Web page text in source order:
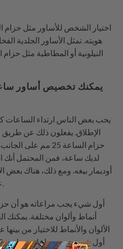
هويته. تمثل الأساور الجلدية
النيلونية أو المطاطية مثل
يمكنك تخصيص أساور
يحب بعض الناس ارتداء الساعات
الإطلاق. يفعلون ذلك عن طريق
حزام الساعة 25 مم
لديك ساعة، فمن المحتمل
أوديمار بيغه. ومع ذلك، هناك بعض
عن هذه الإكسسوارات المفيدة.
أول شيء يجب مراعاته هو أن
أنماط وألوان مختلفة.
الألوان والأنماط للاختيار من